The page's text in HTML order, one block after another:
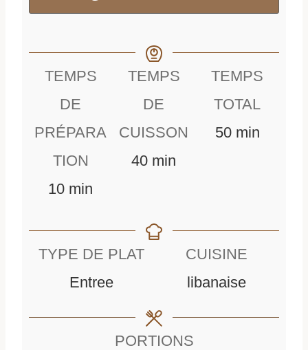
TEMPS
DE
PRÉPARA
TION
10mmin
TEMPS
DE
CUISSON
40m
u
s
min
TEMPS
TOTAL
50mmin
TYPE DE PLAT
Entree
CUISINE
libanaise
PORTIONS